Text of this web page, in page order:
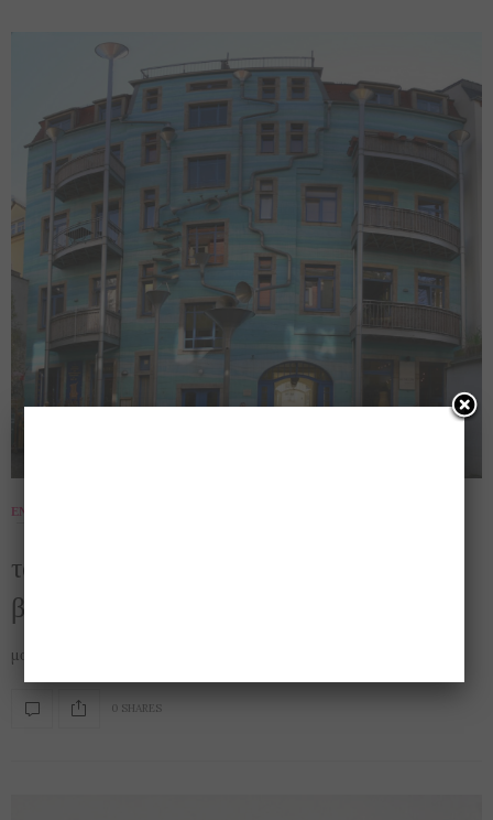
ΕΝΔΙΑΦΈΡΟΝΤΑ
τοίχος που παίζει μουσική…..με την
βροχή (από τα απίστευτα)!!!
μουσική μπάντα, την οποία θα ζήλευε κάθε μαέστρος!
0 SHARES